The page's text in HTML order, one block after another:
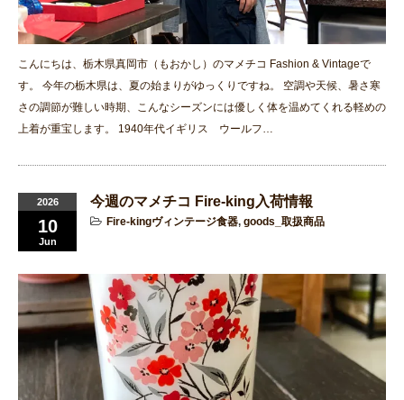
こんにちは、栃木県真岡市（もおかし）のマメチコ Fashion & Vintageで
す。 今年の栃木県は、夏の始まりがゆっくりですね。 空調や天候、暑さ寒
さの調節が難しい時期、こんなシーズンには優しく体を温めてくれる軽めの
上着が重宝します。 1940年代イギリス ウールフ…
2026
10
Jun
今週のマメチコ Fire-king入荷情報
Fire-kingヴィンテージ食器, goods_取扱商品